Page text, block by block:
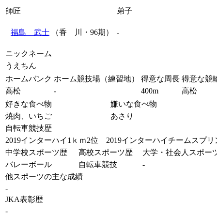
師匠 弟子
福島 武士 （香 川・96期） -
ニックネーム
うえちん
ホームバンク ホーム競技場（練習地） 得意な周長 得意な競
高松
- 400m
高松
好きな食べ物
嫌いな食べ物
焼肉、いちご
あさり
自転車競技歴
2019インターハイ1ｋｍ2位 2019インターハイチームスプリ
中学校スポーツ歴
高校スポーツ歴
大学・社会人スポー
バレーボール
自転車競技
-
他スポーツの主な成績
-
JKA表彰歴
-